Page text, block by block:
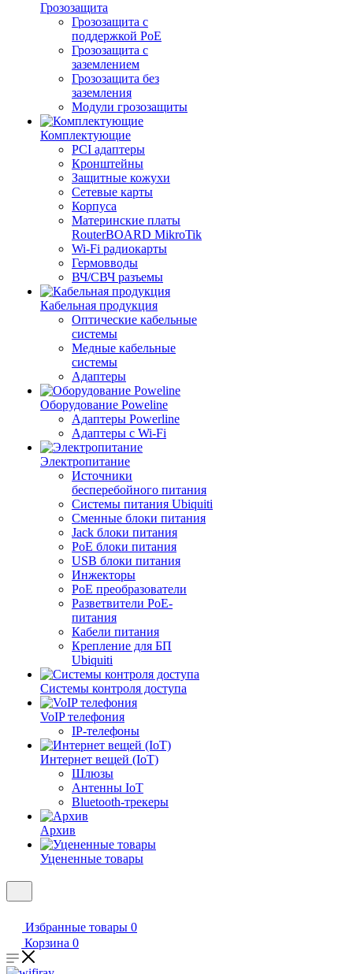
Грозозащита
Грозозащита с
поддержкой PoE
Грозозащита с
заземлением
Грозозащита без
заземления
Модули грозозащиты
Комплектующие
PCI адаптеры
Кронштейны
Защитные кожухи
Сетевые карты
Корпуса
Материнские платы
RouterBOARD MikroTik
Wi-Fi радиокарты
Гермовводы
ВЧ/СВЧ разъемы
Кабельная продукция
Оптические кабельные
системы
Медные кабельные
системы
Адаптеры
Оборудование Poweline
Адаптеры Powerline
Адаптеры с Wi-Fi
Электропитание
Источники
бесперебойного питания
Системы питания Ubiquiti
Сменные блоки питания
Jack блоки питания
PoE блоки питания
USB блоки питания
Инжекторы
PoE преобразователи
Разветвители PoE-
питания
Кабели питания
Крепление для БП
Ubiquiti
Системы контроля доступа
VoIP телефония
IP-телефоны
Интернет вещей (IoT)
Шлюзы
Антенны IoT
Bluetooth-трекеры
Архив
Уцененные товары
Избранные товары 0
Корзина 0